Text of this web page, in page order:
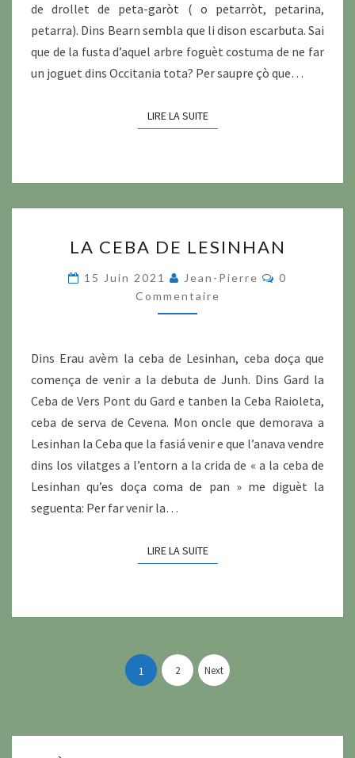
de drollet de peta-garòt ( o petarròt, petarina,
petarra). Dins Bearn sembla que li dison escarbuta. Sai
que de la fusta d’aquel arbre foguèt costuma de ne far
un joguet dins Occitania tota? Per saupre çò que…
LIRE LA SUITELIRE LA SUITE
CEBA
DE
LESINHAN
LA CEBA DE LESINHAN
15 Juin 2021 Jean-Pierre
0
Commentaire
Dins Erau avèm la ceba de Lesinhan, ceba doça que
comença de venir a la debuta de Junh. Dins Gard la
Ceba de Vers Pont du Gard e tanben la Ceba Raioleta,
ceba de serva de Cevena. Mon oncle que demorava a
Lesinhan la Ceba que la fasiá venir e que l’anava vendre
dins los vilatges a l’entorn a la crida de « a la ceba de
Lesinhan qu’es doça coma de pan » me diguèt la
seguenta: Per far venir la…
LIRE LA SUITELIRE LA SUITE
Pagination
des
publications
1 2 Next